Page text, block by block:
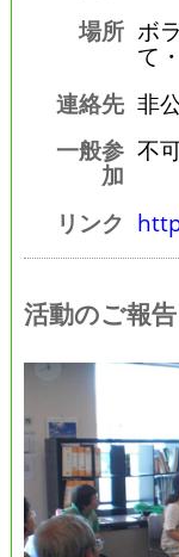
場所 ボ
て
連絡先 非
一般参
加
不
リンク
活動のご報告